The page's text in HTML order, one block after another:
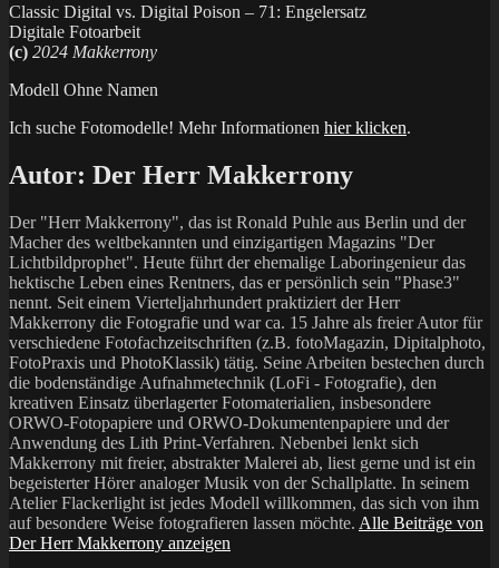
Classic Digital vs. Digital Poison – 71: Engelersatz
Digitale Fotoarbeit
(c) 2024 Makkerrony
Modell Ohne Namen
Ich suche Fotomodelle! Mehr Informationen hier klicken.
Autor: Der Herr Makkerrony
Der "Herr Makkerrony", das ist Ronald Puhle aus Berlin und der
Macher des weltbekannten und einzigartigen Magazins "Der
Lichtbildprophet". Heute führt der ehemalige Laboringenieur das
hektische Leben eines Rentners, das er persönlich sein "Phase3"
nennt. Seit einem Vierteljahrhundert praktiziert der Herr
Makkerrony die Fotografie und war ca. 15 Jahre als freier Autor für
verschiedene Fotofachzeitschriften (z.B. fotoMagazin, Dipitalphoto,
FotoPraxis und PhotoKlassik) tätig. Seine Arbeiten bestechen durch
die bodenständige Aufnahmetechnik (LoFi - Fotografie), den
kreativen Einsatz überlagerter Fotomaterialien, insbesondere
ORWO-Fotopapiere und ORWO-Dokumentenpapiere und der
Anwendung des Lith Print-Verfahren. Nebenbei lenkt sich
Makkerrony mit freier, abstrakter Malerei ab, liest gerne und ist ein
begeisterter Hörer analoger Musik von der Schallplatte. In seinem
Atelier Flackerlight ist jedes Modell willkommen, das sich von ihm
auf besondere Weise fotografieren lassen möchte. Alle Beiträge von
Der Herr Makkerrony anzeigen